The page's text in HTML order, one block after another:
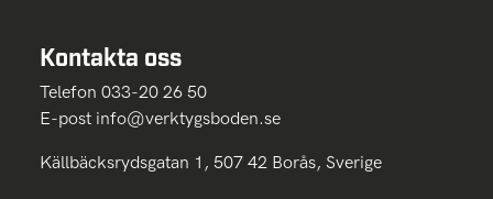
Kontakta oss
Telefon 033-20 26 50
E-post info@verktygsboden.se
Källbäcksrydsgatan 1, 507 42 Borås, Sverige